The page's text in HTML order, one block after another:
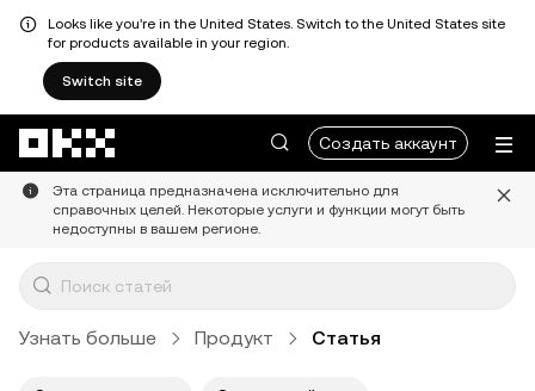
Looks like you're in the United States. Switch to the United States site
for products available in your region.
Switch site
Создать аккаунт
Эта страница предназначена исключительно для
справочных целей. Некоторые услуги и функции могут быть
недоступны в вашем регионе.
Узнать больше Продукт Статья